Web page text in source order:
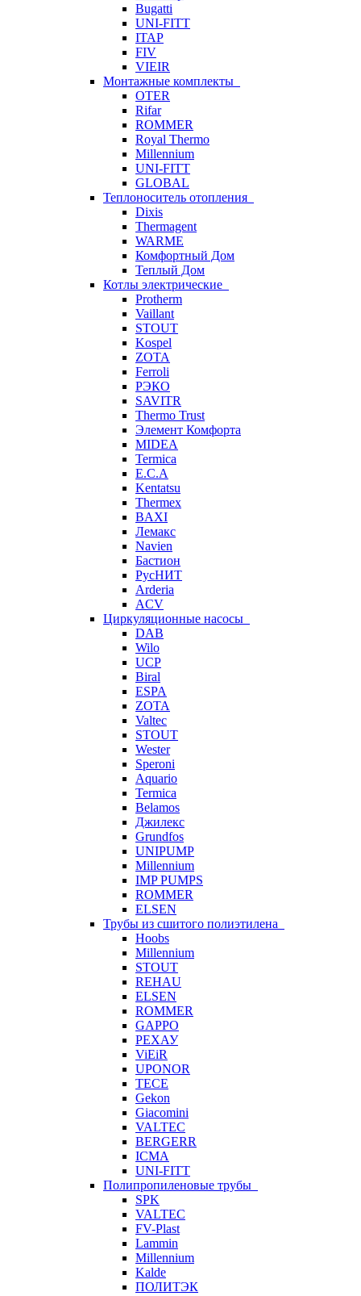
Bugatti
UNI-FITT
ITAP
FIV
VIEIR
Монтажные комплекты
OTER
Rifar
ROMMER
Royal Thermo
Millennium
UNI-FITT
GLOBAL
Теплоноситель отопления
Dixis
Thermagent
WARME
Комфортный Дом
Теплый Дом
Котлы электрические
Protherm
Vaillant
STOUT
Kospel
ZOTA
Ferroli
РЭКО
SAVITR
Thermo Trust
Элемент Комфорта
MIDEA
Termica
E.C.A
Kentatsu
Thermex
BAXI
Лемакс
Navien
Бастион
РусНИТ
Arderia
ACV
Циркуляционные насосы
DAB
Wilo
UCP
Biral
ESPA
ZOTA
Valtec
STOUT
Wester
Speroni
Aquario
Termica
Belamos
Джилекс
Grundfos
UNIPUMP
Millennium
IMP PUMPS
ROMMER
ELSEN
Трубы из сшитого полиэтилена
Hoobs
Millennium
STOUT
REHAU
ELSEN
ROMMER
GAPPO
РЕХАУ
ViEiR
UPONOR
TECE
Gekon
Giacomini
VALTEC
BERGERR
ICMA
UNI-FITT
Полипропиленовые трубы
SPK
VALTEC
FV-Plast
Lammin
Millennium
Kalde
ПОЛИТЭК